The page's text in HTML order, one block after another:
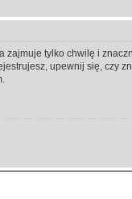
tylko chwilę i
upewnij się, czy